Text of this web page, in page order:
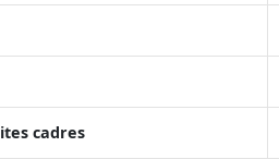
cadres